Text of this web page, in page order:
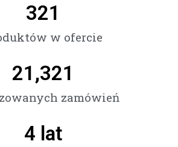
321
w ofercie
21,321
zamówień
4 lat